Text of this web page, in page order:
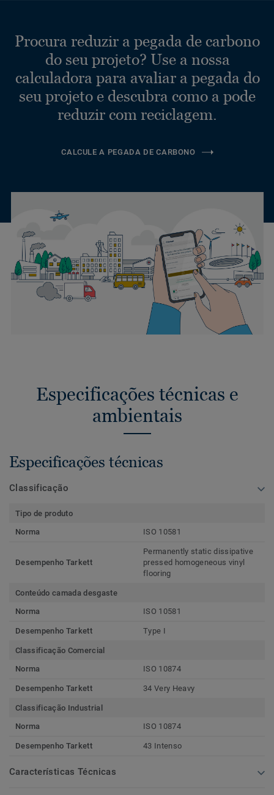
Procura reduzir a pegada de carbono
do seu projeto? Use a nossa
calculadora para avaliar a pegada do
seu projeto e descubra como a pode
reduzir com reciclagem.
CALCULE A PEGADA DE CARBONO
Especificações técnicas e
ambientais
Especificações técnicas
Classificação
Tipo de produto
Norma
ISO 10581
Desempenho Tarkett
Permanently static dissipative
pressed homogeneous vinyl
flooring
Conteúdo camada desgaste
Norma
ISO 10581
Desempenho Tarkett Type I
Classificação Comercial
Norma
ISO 10874
Desempenho Tarkett 34 Very Heavy
Classificação Industrial
Norma
ISO 10874
Desempenho Tarkett 43 Intenso
Características Técnicas